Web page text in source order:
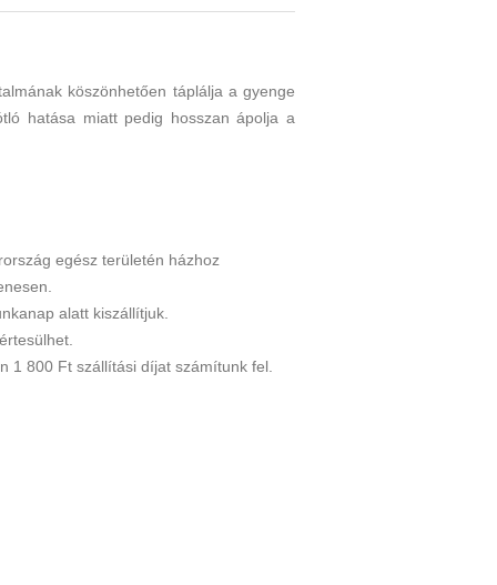
köszönhetően táplálja a gyenge
hatása miatt pedig hosszan ápolja a
egész területén házhoz
alatt kiszállítjuk.
1 800 Ft szállítási díjat számítunk fel.